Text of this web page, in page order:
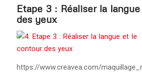
Etape 3 : Réaliser la
des yeux
https://www.creavea.com/